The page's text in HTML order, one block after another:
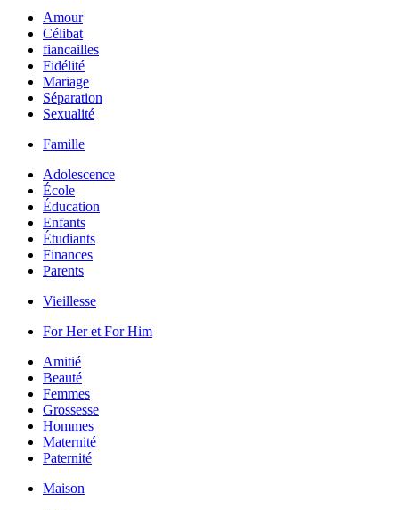
Amour
Célibat
fiancailles
Fidélité
Mariage
Séparation
Sexualité
Famille
Adolescence
École
Éducation
Enfants
Étudiants
Finances
Parents
Vieillesse
For Her et For Him
Amitié
Beauté
Femmes
Grossesse
Hommes
Maternité
Paternité
Maison